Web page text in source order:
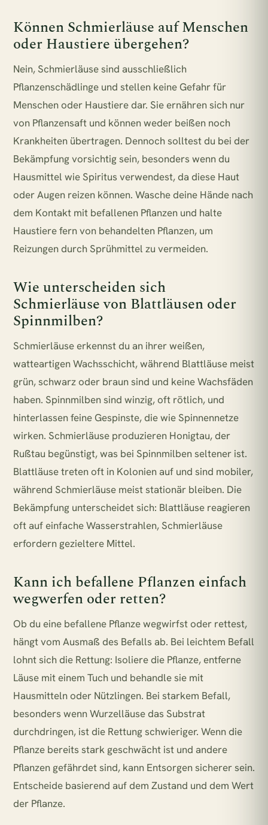
Können Schmierläuse auf Menschen
oder Haustiere übergehen?
Nein, Schmierläuse sind ausschließlich
Pflanzenschädlinge und stellen keine Gefahr für
Menschen oder Haustiere dar. Sie ernähren sich nur
von Pflanzensaft und können weder beißen noch
Krankheiten übertragen. Dennoch solltest du bei der
Bekämpfung vorsichtig sein, besonders wenn du
Hausmittel wie Spiritus verwendest, da diese Haut
oder Augen reizen können. Wasche deine Hände nach
dem Kontakt mit befallenen Pflanzen und halte
Haustiere fern von behandelten Pflanzen, um
Reizungen durch Sprühmittel zu vermeiden.
Wie unterscheiden sich
Schmierläuse von Blattläusen oder
Spinnmilben?
Schmierläuse erkennst du an ihrer weißen,
watteartigen Wachsschicht, während Blattläuse meist
grün, schwarz oder braun sind und keine Wachsfäden
haben. Spinnmilben sind winzig, oft rötlich, und
hinterlassen feine Gespinste, die wie Spinnennetze
wirken. Schmierläuse produzieren Honigtau, der
Rußtau begünstigt, was bei Spinnmilben seltener ist.
Blattläuse treten oft in Kolonien auf und sind mobiler,
während Schmierläuse meist stationär bleiben. Die
Bekämpfung unterscheidet sich: Blattläuse reagieren
oft auf einfache Wasserstrahlen, Schmierläuse
erfordern gezieltere Mittel.
Kann ich befallene Pflanzen einfach
wegwerfen oder retten?
Ob du eine befallene Pflanze wegwirfst oder rettest,
hängt vom Ausmaß des Befalls ab. Bei leichtem Befall
lohnt sich die Rettung: Isoliere die Pflanze, entferne
Läuse mit einem Tuch und behandle sie mit
Hausmitteln oder Nützlingen. Bei starkem Befall,
besonders wenn Wurzelläuse das Substrat
durchdringen, ist die Rettung schwieriger. Wenn die
Pflanze bereits stark geschwächt ist und andere
Pflanzen gefährdet sind, kann Entsorgen sicherer sein.
Entscheide basierend auf dem Zustand und dem Wert
der Pflanze.